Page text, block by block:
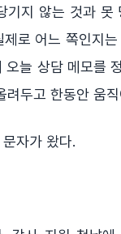
기지 않는 것과 못
로 어느 쪽인지
오늘 상담 메모를
려두고 한동안 움
자가 왔다.